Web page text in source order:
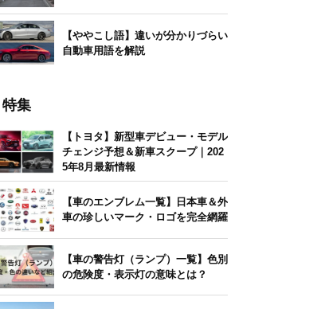
【ややこし語】違いが分かりづらい
自動車用語を解説
特集
【トヨタ】新型車デビュー・モデル
チェンジ予想＆新車スクープ｜202
5年8月最新情報
【車のエンブレム一覧】日本車＆外
車の珍しいマーク・ロゴを完全網羅
【車の警告灯（ランプ）一覧】色別
の危険度・表示灯の意味とは？